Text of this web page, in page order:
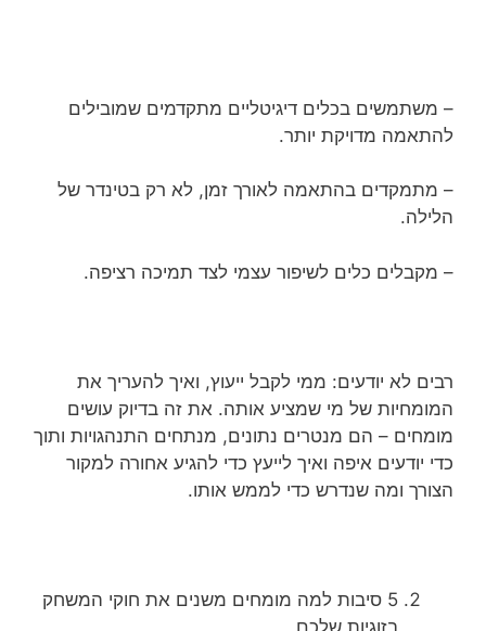
– משתמשים בכלים דיגיטליים מתקדמים שמובילים
להתאמה מדויקת יותר.
– מתמקדים בהתאמה לאורך זמן, לא רק בטינדר של
הלילה.
– מקבלים כלים לשיפור עצמי לצד תמיכה רציפה.
רבים לא יודעים: ממי לקבל ייעוץ, ואיך להעריך את
המומחיות של מי שמציע אותה. את זה בדיוק עושים
מומחים – הם מנטרים נתונים, מנתחים התנהגויות ותוך
כדי יודעים איפה ואיך לייעץ כדי להגיע אחורה למקור
הצורך ומה שנדרש כדי לממש אותו.
5 סיבות למה מומחים משנים את חוקי המשחק
בזוגיות שלכם